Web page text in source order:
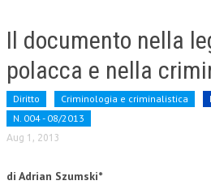
COMITATO EDITORIALE
REDAZIONE
PEER REVIEW
CODICE ETICO
Il documento nella
polacca e nella
Diritto Criminologia e criminalistica
N. 004 - 08/2013
Aug 1, 2013
di Adrian Szumski*